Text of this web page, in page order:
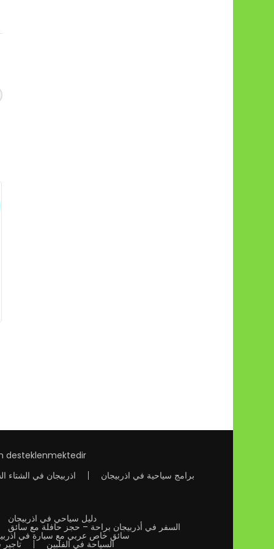
desteklenmektedir
اذربيجان في الشتاء برامج سياحية في اذربيجان
دليل سياحي في اذربيجان
السفر في أذربيجان براحة – حجز حافلة مع سائق
سائق خاص عربي مع سيارة في
السياحة في الفلبين